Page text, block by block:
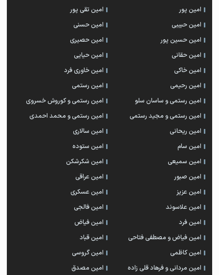
امین پور
امین تقی پور
امین حبیبی
امین حسنی
امین حسین پور
امین حصیری
امین حقانی
امین حیایی
امین خاکی
امین خاوری فرد
امین رحیمی
امین رستمی
امین رستمی و ساسان سلو
امین رستمی و کوروش خسروی
امین رستمی و مجید رستمی
امین رستمی و محمد احمدی
امین ریحانی
امین سالاری
امین سام
امین ستوده
امین سمیعی
امین شکرشکن
امین صبور
امین عراقی
امین عزیز
امین عسکری
امین علاسوند
امین فالجی
امین فرد
امین فیاض
امین فیاض و مصطفی فتاحی
امین قباد
امین کاظمی
امین گروسی
امین مردانی و فرهاد قلی زاده
امین مصدق